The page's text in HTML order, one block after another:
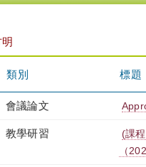
類別 標題
會議論文
教學研習
(課
（